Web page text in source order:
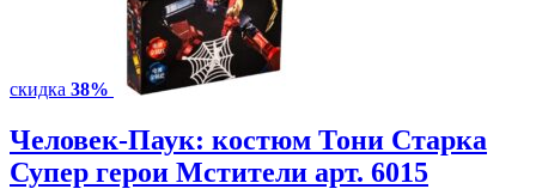
скидка 38%
Человек-Паук: костюм Тони Старка
Супер герои Мстители арт. 6015